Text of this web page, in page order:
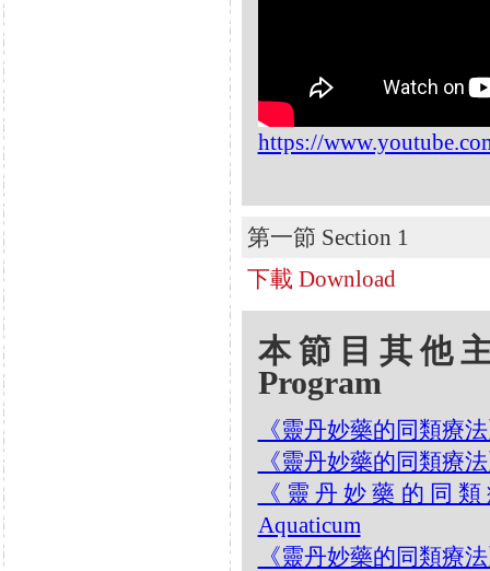
https://
第一節 Section 1
下載 Download
本節目其他
Program
《靈丹妙藥的同類療
《靈丹妙藥的同類療
《靈丹妙藥的同類
Aquaticum
《靈丹妙藥的同類療